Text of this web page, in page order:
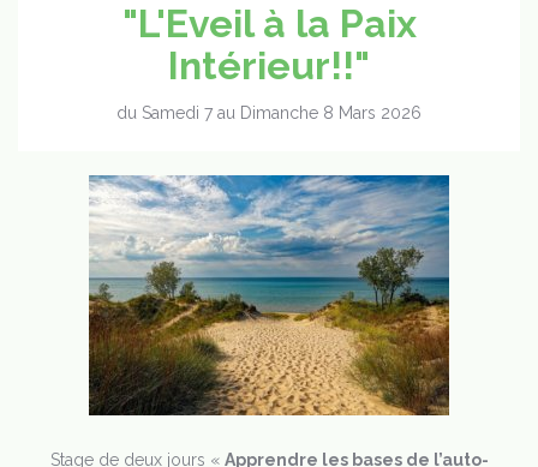
"L'Eveil à la Paix
Intérieur!!"
du Samedi 7 au Dimanche 8 Mars 2026
Stage de deux jours « Apprendre les bases de l’auto-